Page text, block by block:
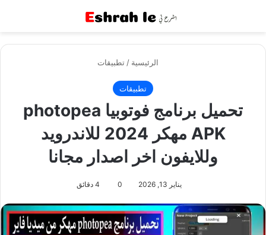
الرئيسية / تطبيقات
تطبيقات
تحميل برنامج فوتوبيا photopea
APK مهكر 2024 للاندرويد
وللايفون اخر اصدار مجانا
يناير 13, 2026 0